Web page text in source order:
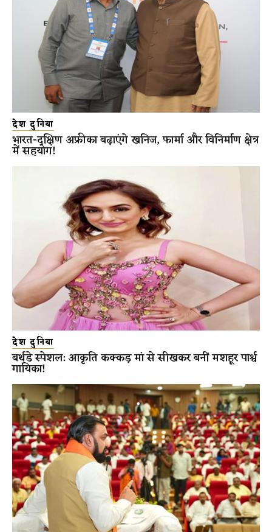
देश दुनिया
भारत-दक्षिण अफ्रीका बढ़ाएंगे खनिज, फार्मा और विनिर्माण क्षेत्र
में सहयोग!
देश दुनिया
बर्थडे स्पेशल: आकृति कक्कड़ मां से सीखकर बनीं मशहूर पार्श्व
गायिका!